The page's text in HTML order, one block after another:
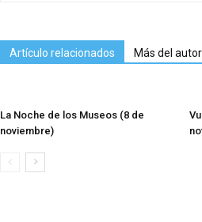
Artículo relacionados Más del autor
La Noche de los Museos (8 de
noviembre)